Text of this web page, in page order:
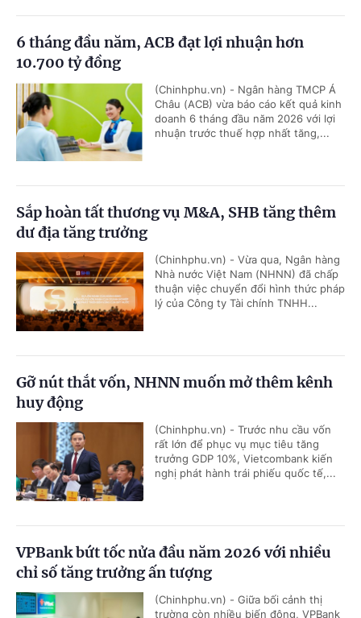
6 tháng đầu năm, ACB đạt lợi nhuận hơn
10.700 tỷ đồng
(Chinhphu.vn) - Ngân hàng TMCP Á
Châu (ACB) vừa báo cáo kết quả kinh
doanh 6 tháng đầu năm 2026 với lợi
nhuận trước thuế hợp nhất tăng,...
Sắp hoàn tất thương vụ M&A, SHB tăng thêm
dư địa tăng trưởng
(Chinhphu.vn) - Vừa qua, Ngân hàng
Nhà nước Việt Nam (NHNN) đã chấp
thuận việc chuyển đổi hình thức pháp
lý của Công ty Tài chính TNHH...
Gỡ nút thắt vốn, NHNN muốn mở thêm kênh
huy động
(Chinhphu.vn) - Trước nhu cầu vốn
rất lớn để phục vụ mục tiêu tăng
trưởng GDP 10%, Vietcombank kiến
nghị phát hành trái phiếu quốc tế,...
VPBank bứt tốc nửa đầu năm 2026 với nhiều
chỉ số tăng trưởng ấn tượng
(Chinhphu.vn) - Giữa bối cảnh thị
trường còn nhiều biến động, VPBank